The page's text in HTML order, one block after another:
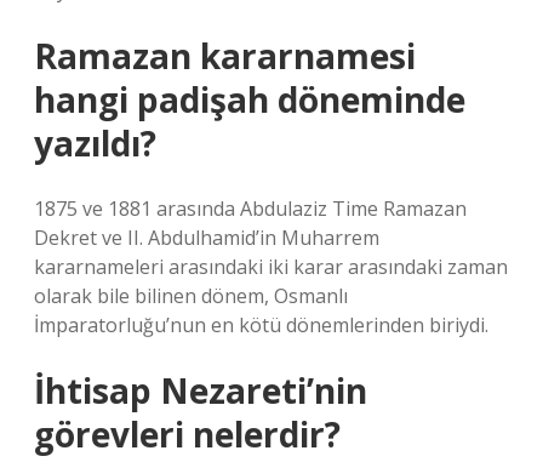
Ramazan kararnamesi
hangi padişah döneminde
yazıldı?
1875 ve 1881 arasında Abdulaziz Time Ramazan
Dekret ve II. Abdulhamid’in Muharrem
kararnameleri arasındaki iki karar arasındaki zaman
olarak bile bilinen dönem, Osmanlı
İmparatorluğu’nun en kötü dönemlerinden biriydi.
İhtisap Nezareti’nin
görevleri nelerdir?